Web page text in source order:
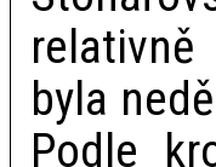
byla
Podle